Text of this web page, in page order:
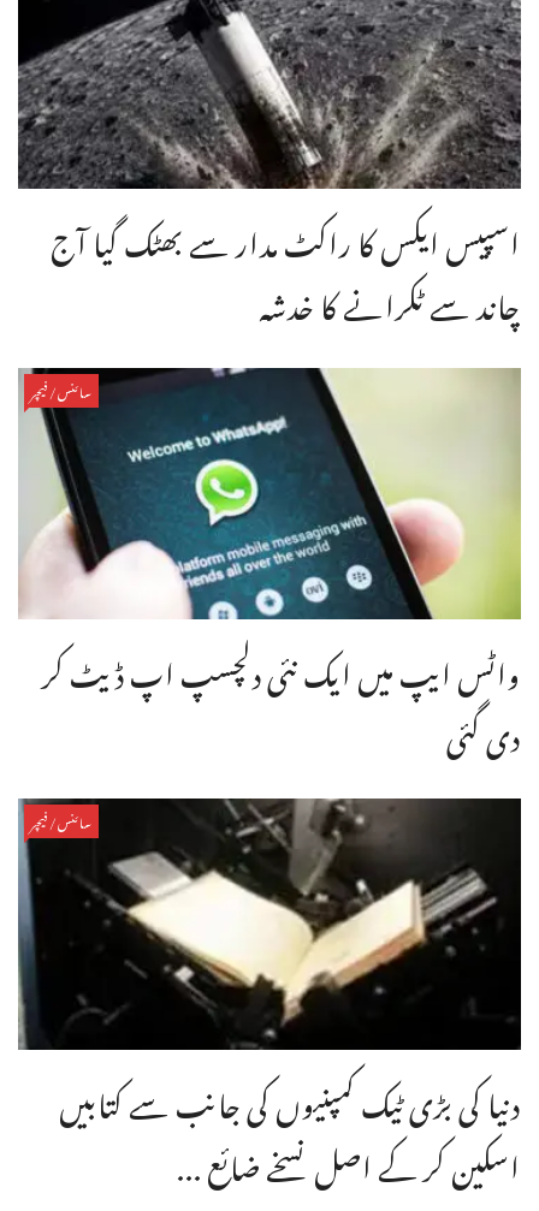
اسپیس ایکس کا راکٹ مدار سے بھٹک گیا آج
چاند سے ٹکرانے کا خدشہ
سائنس/فیچر
واٹس ایپ میں ایک نئی دلچسپ اپ ڈیٹ کر
دی گئی
سائنس/فیچر
دنیا کی بڑی ٹیک کمپنیوں کی جانب سے کتابیں
اسکین کر کے اصل نسخے ضائع ...